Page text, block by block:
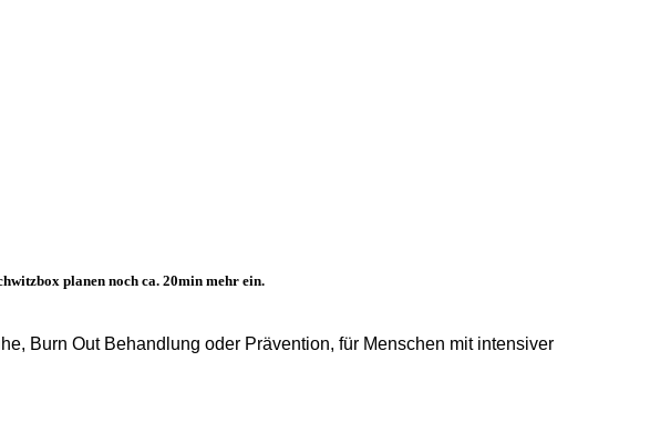
planen noch ca. 20min mehr ein.
Burn Out Behandlung oder Prävention, für Menschen mit intensiver